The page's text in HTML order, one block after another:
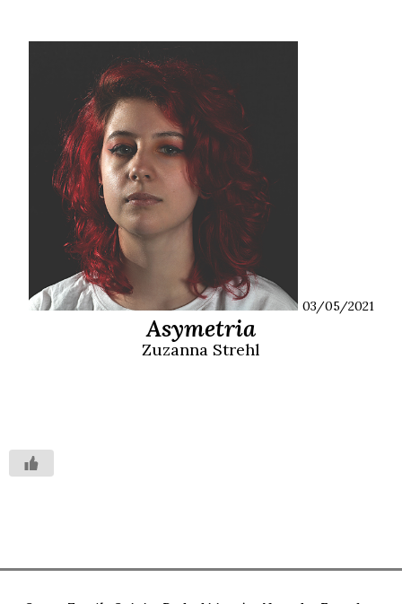
03/05/2021
Asymetria
Zuzanna Strehl